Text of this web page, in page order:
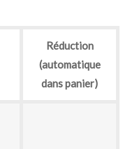
Réduction
(automatique
dans panier)